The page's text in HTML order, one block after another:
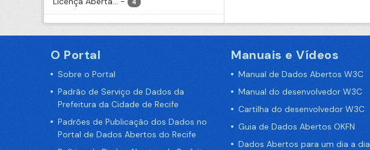
4
O Portal
Sobre o Portal
Padrão de Serviço de Dados da
Prefeitura da Cidade de Recife
Padrões de Publicação dos Dados no
Portal de Dados Abertos do Recife
Manuais e Vídeos
Manual de Dados Abertos W3C
Manual do desenvolvedor W3C
Cartilha do desenvolvedor W3C
Guia de Dados Abertos OKFN
Dados Abertos para um dia a dia